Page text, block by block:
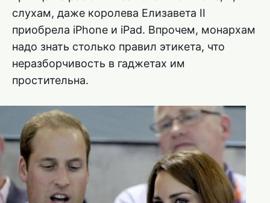
слухам, даже королева Елизавета II
приобрела iPhone и iPad. Впрочем, монархам
надо знать столько правил этикета, что
неразборчивость в гаджетах им
простительна.